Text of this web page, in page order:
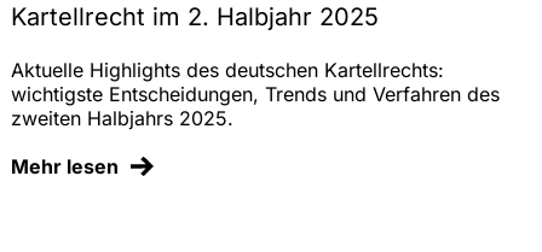
Kartellrecht im 2. Halbjahr 2025
Aktuelle Highlights des deutschen Kartellrechts:
wichtigste Entscheidungen, Trends und Verfahren des
zweiten Halbjahrs 2025.
Mehr lesen